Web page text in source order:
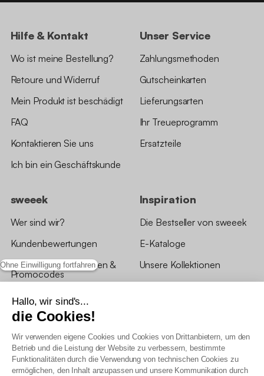
Ohne Einwilligung fortfahren
Hallo, wir sind's...
die Cookies!
Wir verwenden eigene Cookies und Cookies von Drittanbietern, um den
Betrieb und die Leistung der Website zu verbessern, bestimmte
Funktionalitäten durch die Verwendung von technischen Cookies zu
ermöglichen, den Inhalt anzupassen und unsere Kommunikation durch
Hilfe & Kontakt
Wo ist meine Bestellung?
Retoure und Widerruf
Mein Produkt ist beschädigt
FAQ
Kontaktieren Sie uns
Ich bin ein Geschäftskunde
Unser Service
Zahlungsmethoden
Gutscheinkarten
Lieferungsarten
Ihr Treueprogramm
Ersatzteile
sweeek
Wer sind wir?
Kundenbewertungen
*Angebotsbedingungen &
Promocodes
Bewertungen von sweeek
Unsere Geschäfte
Inspiration
Die Bestseller von sweeek
E-Kataloge
Unsere Kollektionen